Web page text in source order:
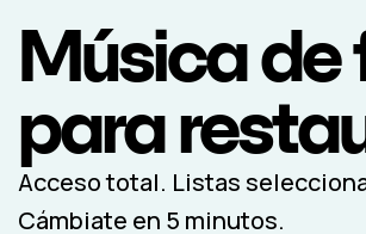
Música de
para
Acceso total. Listas
Cámbiate en 5 minutos.